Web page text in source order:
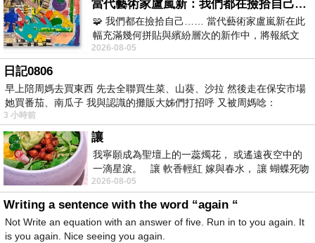
Artículo 3: Se mostrará la fecha de actualización y la
fecha de entrada en vigor.
Artículo 4: Debe respetarse la soberanía ejercida por
la República Popular China sobre la Región
Administrativa Especial de Hong Kong y la Región
Administrativa Especial de Macao; el Reglamento
Picante de Camboya solo puede usarse en carácter
privado.
當代藝術家盧嵐新：我們都在撿拾自己，將散落的情緒與碎片，拼回生命完整的輪廓
🧩 我們都在撿拾自己…… 當代藝術家盧嵐新在此
幅充滿幾何拼貼與繽紛層次的新作中，將報紙文
字、彩色剪紙與明亮顏料層層
2026-08-05
日記0806
早上陪周媽去買東西 先去全聯買生菜、山葵、沙拉 然後走在保安市場
她買番茄、南瓜子 我與認識的攤販大姊們打招呼 又被周媽唸：
3 小時前
讓
我寧願成為聖壇上的一蕊燭花， 或遙遠夜空中的
一滴星淚。 讓 軟香輕紅 嫁與春水， 讓 蝴蝶死吻
夏日最後一瓣玫瑰， 讓
2026-08-05
Writing a sentence with the word “again “
Not Write an equation with an answer of five. Run in to you again. It
is you again. Nice seeing you again.